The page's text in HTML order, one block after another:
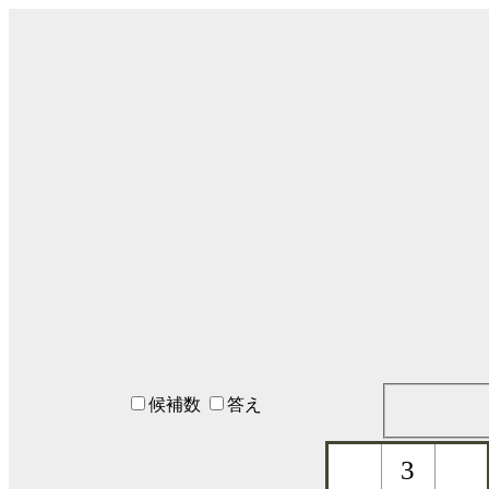
候補数 答え